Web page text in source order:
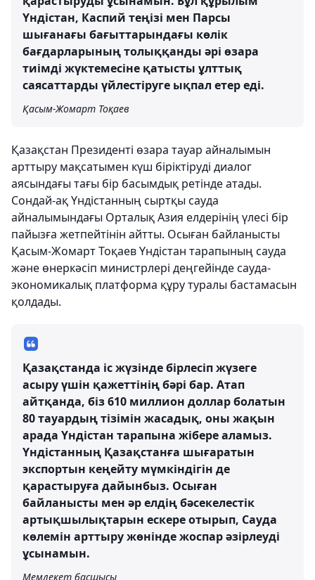
Үндістан, Каспий теңізі мен Парсы
шығанағы бағыттарындағы көлік
бағдарларының толыққанды әрі өзара
тиімді жүктемесіне қатысты ұлттық
саясаттарды үйлестіруге ықпал етер еді.
Қасым-Жомарт Тоқаев
Қазақстан Президенті өзара тауар айналымын
арттыру мақсатымен күш біріктіруді диалог
аясындағы тағы бір басымдық ретінде атады.
Сондай-ақ Үндістанның сыртқы сауда
айналымындағы Орталық Азия елдерінің үлесі бір
пайызға жетпейтінін айтты. Осыған байланысты
Қасым-Жомарт Тоқаев Үндістан тарапының сауда
және өнеркәсіп министрлері деңгейінде сауда-
экономикалық платформа құру туралы бастамасын
қолдады.
Қазақстанда іс жүзінде бірлесіп жүзеге
асыру үшін қажеттінің бәрі бар. Атап
айтқанда, біз 610 миллион доллар болатын
80 тауардың тізімін жасадық, оны жақын
арада Үндістан тарапына жібере аламыз.
Үндістанның Қазақстанға шығаратын
экспортын кеңейту мүмкіндігін де
қарастыруға дайынбыз. Осыған
байланысты мен әр елдің бәсекелестік
артықшылықтарын ескере отырып, Сауда
көлемін арттыру жөнінде жоспар әзірлеуді
ұсынамын.
Мемлекет басшысы